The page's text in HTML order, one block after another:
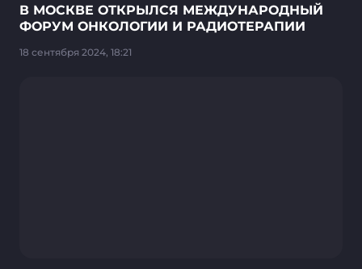
В МОСКВЕ ОТКРЫЛСЯ МЕЖДУНАРОДНЫЙ
ФОРУМ ОНКОЛОГИИ И РАДИОТЕРАПИИ
18 сентября 2024, 18:21